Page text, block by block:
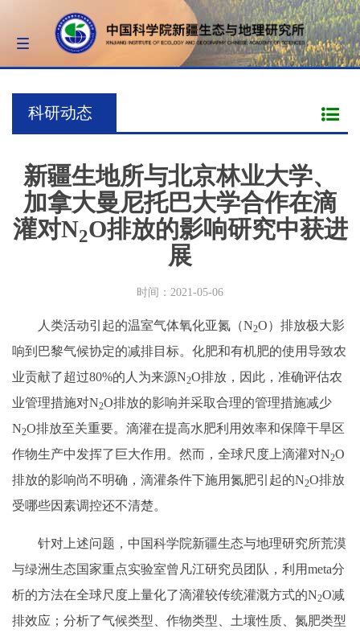
Toggle
navigation
科研动态
新疆生地所与北京林业大学、
加拿大曼尼托巴大学合作在滴
灌对N2O排放的影响研究中获进
展
时间：2021-05-06
人类活动引起的温室气体氧化亚氮（N2O）排放极大影
响到巴黎气候协定的减排目标。化肥和有机肥的使用导致农
业贡献了超过80%的人为来源N2O排放，因此，准确评估农
业管理措施对N2O排放的影响并采取合理的管理措施减少
N2O排放至关重要。滴灌在提高水肥利用效率和保障干旱区
作物生产中发挥了巨大作用。然而，全球尺度上滴灌对N2O
排放的影响尚不明确，滴灌条件下施用氮肥引起的N2O排放
受哪些因素调控还不清楚。
针对上述问题，中国科学院新疆生态与地理研究所荒漠
与绿洲生态国家重点实验室曾凡江研究员团队，利用meta分
析的方法在全球尺度上量化了滴灌较传统灌溉方式的N2O减
排效应；分析了气候类型、作物类型、土壤性质、氮肥类型